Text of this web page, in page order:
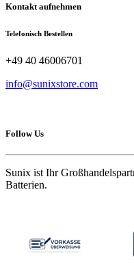
Kontakt aufnehmen
Telefonisch Bestellen
+49 40 46006701
info@sunixstore.com
Follow Us
Sunix ist Ihr
Batterien.